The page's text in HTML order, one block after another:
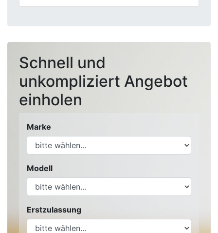
Schnell und
unkompliziert Angebot
einholen
Marke
Modell
Erstzulassung